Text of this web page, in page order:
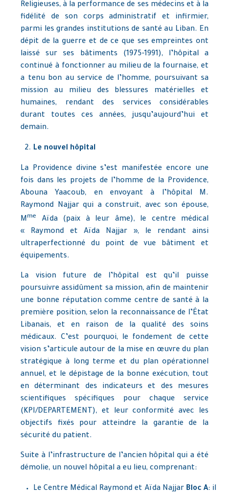
Religieuses, à la performance de ses médecins et à la
fidélité de son corps administratif et infirmier,
parmi les grandes institutions de santé au Liban. En
dépit de la guerre et de ce que ses empreintes ont
laissé sur ses bâtiments (1975-1991), l’hôpital a
continué à fonctionner au milieu de la fournaise, et
a tenu bon au service de l’homme, poursuivant sa
mission au milieu des blessures matérielles et
humaines, rendant des services considérables
durant toutes ces années, jusqu’aujourd’hui et
demain.
Le nouvel hôpital
La Providence divine s’est manifestée encore une
fois dans les projets de l’homme de la Providence,
Abouna Yaacoub, en envoyant à l’hôpital M.
Raymond Najjar qui a construit, avec son épouse,
Mme
Aïda (paix à leur âme), le centre médical
« Raymond et Aïda Najjar », le rendant ainsi
ultraperfectionné du point de vue bâtiment et
équipements.
La vision future de l’hôpital est qu’il puisse
poursuivre assidûment sa mission, afin de maintenir
une bonne réputation comme centre de santé à la
première position, selon la reconnaissance de l’État
Libanais, et en raison de la qualité des soins
médicaux. C’est pourquoi, le fondement de cette
vision s’articule autour de la mise en œuvre du plan
stratégique à long terme et du plan opérationnel
annuel, et le dépistage de la bonne exécution, tout
en déterminant des indicateurs et des mesures
scientifiques spécifiques pour chaque service
(KPI/DEPARTEMENT), et leur conformité avec les
objectifs fixés pour atteindre la garantie de la
sécurité du patient.
Suite à l’infrastructure de l’ancien hôpital qui a été
démolie, un nouvel hôpital a eu lieu, comprenant:
Le Centre Médical Raymond et Aïda NajjarBloc A: il